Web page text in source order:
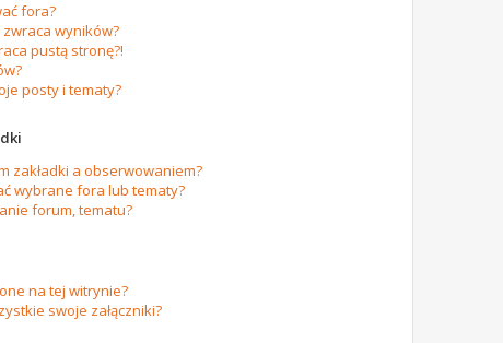
fora?
wyników?
pustą stronę?!
posty i tematy?
zakładki a obserwowaniem?
wybrane fora lub tematy?
forum, tematu?
na tej witrynie?
swoje załączniki?